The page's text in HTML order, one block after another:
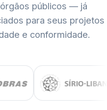
públicos — já
para seus projetos
e conformidade.